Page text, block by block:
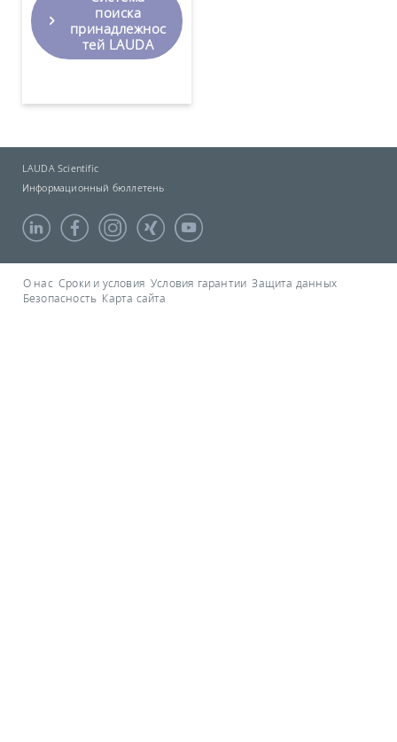
поиска
принадлежнос
тей LAUDA
LAUDA Scientific
Информационный бюллетень
О нас Сроки и условия Условия гарантии Защита данных
Безопасность Карта сайта